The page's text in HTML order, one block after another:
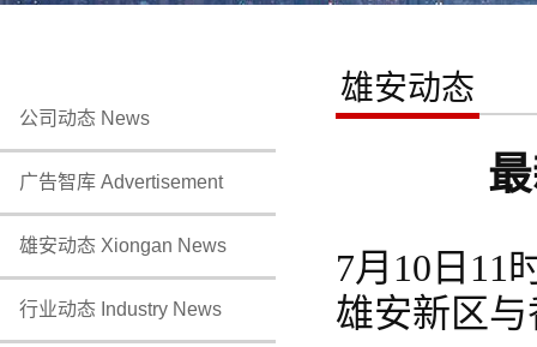
公司动态 News
广告智库 Advertisement
雄安动态 Xiongan News
行业动态 Industry News
雄安动态
7月10日11
雄安新区